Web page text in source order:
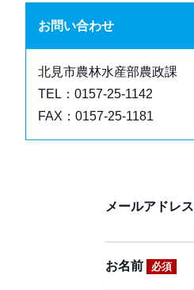
お問い合わせ
北見市農林水産部農政課
TEL：0157-25-1142
FAX：0157-25-1181
メールアドレス
お名前 必須